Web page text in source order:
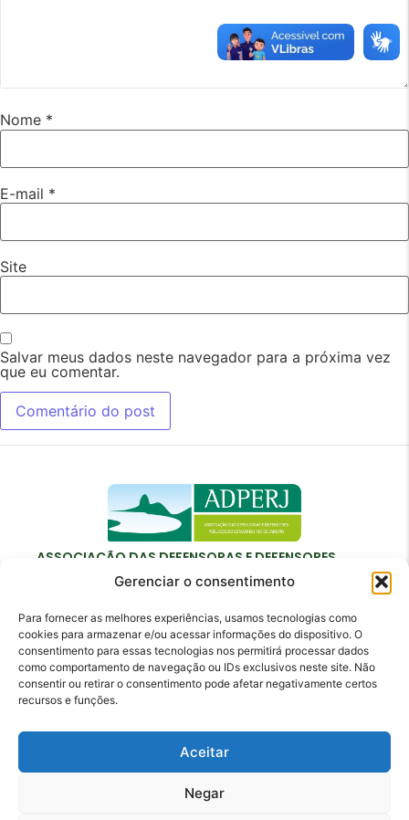
Gerenciar o consentimento
Para fornecer as melhores experiências, usamos tecnologias como
cookies para armazenar e/ou acessar informações do dispositivo. O
consentimento para essas tecnologias nos permitirá processar dados
como comportamento de navegação ou IDs exclusivos neste site. Não
consentir ou retirar o consentimento pode afetar negativamente certos
recursos e funções.
Aceitar
Negar
Nome *
E-mail *
Site
Salvar meus dados neste navegador para a próxima vez
que eu comentar.
ASSOCIAÇÃO DAS DEFENSORAS E DEFENSORES
PÚBLICOS DO ESTADO DO RIO DE JANEIRO
Contato
adperj@adperj.com.br
(21) 2220-6022
Janeiro - RJ - CEP: 20011-020